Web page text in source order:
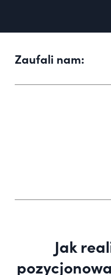
Zaufali nam:
Jak